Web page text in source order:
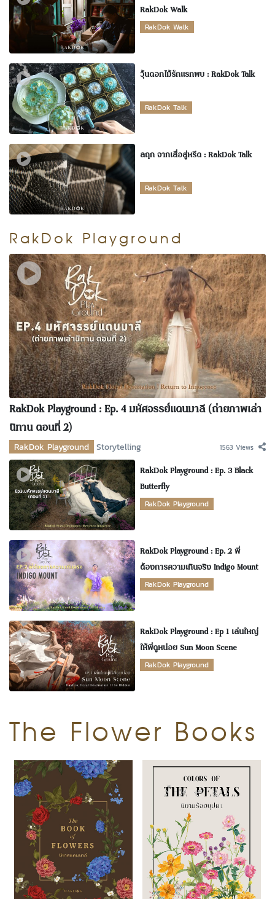
RakDok Walk
RakDok Walk
วุ้นดอกไม้รักแรกพบ : RakDok Talk
RakDok Talk
ลฤก จากเสื่อสู่หรีด : RakDok Talk
RakDok Talk
RakDok Playground
RakDok Playground : Ep. 4 มหัศจรรย์แดนมาลี (ถ่ายภาพเล่า
นิทาน ตอนที่ 2)
RakDok Playground Storytelling 1563 Views
RakDok Playground : Ep. 3 Black
Butterfly
RakDok Playground
RakDok Playground : Ep. 2 พี่
ต้องการความเกินจริง Indigo Mount
(ภูเขาสีคราม)
RakDok Playground
RakDok Playground : Ep 1 เล่นใหญ่
ให้พี่ดูหน่อย Sun Moon Scene
RakDok Playground
The Flower Books